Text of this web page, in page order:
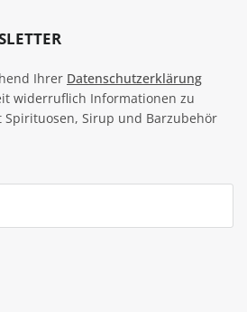
Ihrer Datenschutzerklärung
widerruflich Informationen zu
Sirup und Barzubehör